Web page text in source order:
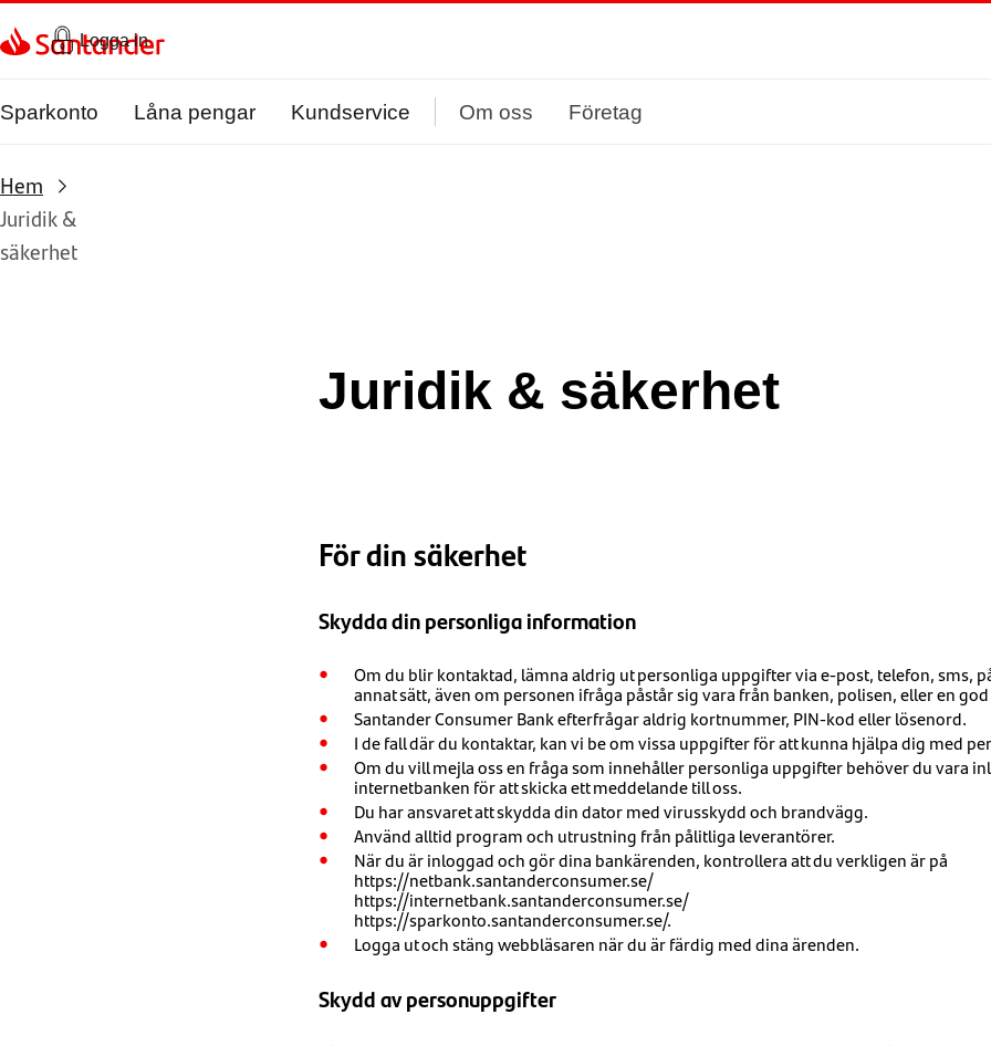
Gå direkt till textinnehål
Logga in
Sparkonto Låna pengar Kundservice Om oss Företag
Hem
Juridik &
säkerhet
Juridik & säkerhet
För din säkerhet
Skydda din personliga information
Om du blir kontaktad, lämna aldrig ut personliga uppgifter via e-post, telefon, sms,
annat sätt, även om personen ifråga påstår sig vara från banken, polisen, eller en
Santander Consumer Bank efterfrågar aldrig kortnummer, PIN-kod eller lösenord.
I de fall där du kontaktar, kan vi be om vissa uppgifter för att kunna hjälpa dig med
Om du vill mejla oss en fråga som innehåller personliga uppgifter behöver du vara
internetbanken för att skicka ett meddelande till oss.
Du har ansvaret att skydda din dator med virusskydd och brandvägg.
Använd alltid program och utrustning från pålitliga leverantörer.
När du är inloggad och gör dina bankärenden, kontrollera att du verkligen är på
https://netbank.santanderconsumer.se/
https://internetbank.santanderconsumer.se/
https://sparkonto.santanderconsumer.se/.
Logga ut och stäng webbläsaren när du är färdig med dina ärenden.
Skydd av personuppgifter